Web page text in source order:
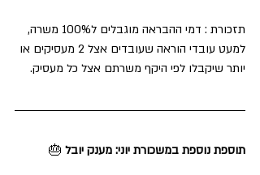
תזכורת : דמי ההבראה מוגבלים ל100% משרה,
למעט עובדי הוראה שעובדים אצל 2 מעסיקים או
יותר שיקבלו לפי היקף משרתם אצל כל מעסיק.
תוספת נוספת במשכורת יוני: מענק יובל 🎂